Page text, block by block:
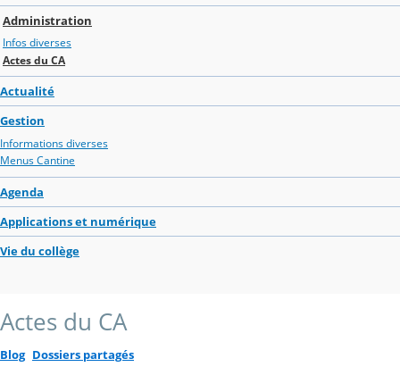
Administration
Infos diverses
Actes du CA
Actualité
Gestion
Informations diverses
Menus Cantine
Agenda
Applications et numérique
Vie du collège
Actes du CA
Blog Dossiers partagés